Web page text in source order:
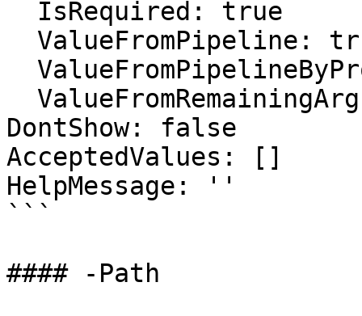
DontShow: false
AcceptedValues: []
HelpMessage: ''
```
#### -Path